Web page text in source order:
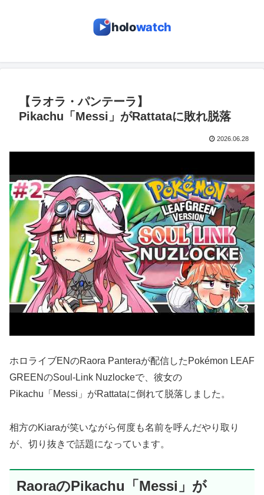
holowatch
【ラオラ・パンテーラ】
Pikachu「Messi」がRattataに敗れ脱落
2026.06.28
ホロライブENのRaora Panteraが配信したPokémon LEAF
GREENのSoul-Link Nuzlockeで、彼女の
Pikachu「Messi」がRattataに倒れて脱落しました。
相方のKiaraが笑いながら何度も名前を呼んだやり取り
が、切り抜きで話題になっています。
RaoraのPikachu「Messi」が